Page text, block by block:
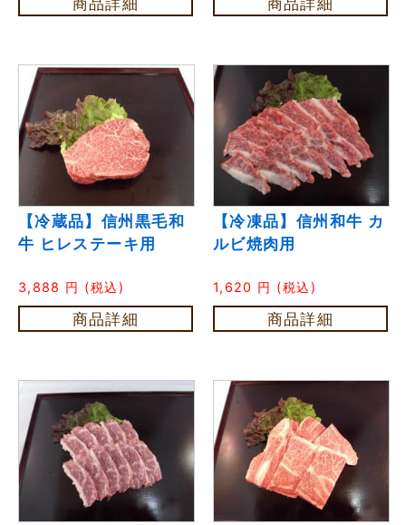
【冷蔵品】信州黒毛和
牛 ヒレステーキ用
3,888 円 (税込)
商品詳細
【冷凍品】信州和牛 カ
ルビ焼肉用
1,620 円 (税込)
商品詳細